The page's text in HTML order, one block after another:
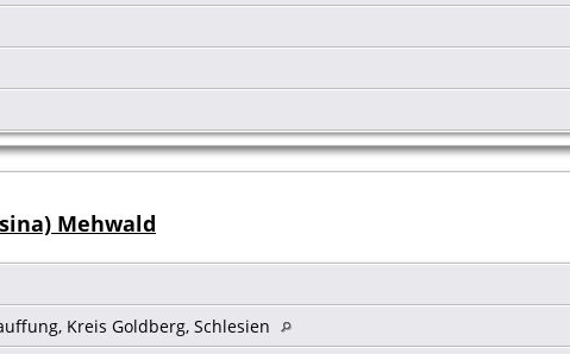
Mehwald
Kreis Goldberg, Schlesien